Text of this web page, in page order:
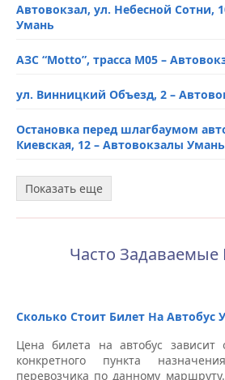
Автовокзал, ул. Небесной Сотни,
Умань
АЗС “Motto”, трасса М05 –
ул. Винницкий Объезд, 2 –
Остановка перед шлагбаумом
Киевская, 12 – Автовокзалы Умань
АЗС “АВІАС плюс”, ул. Винницкое
Автовокзалы Умань
Напротив АЗС “WOG”, трасса
Отель “Уют”, ул. Винницкое
Автовокзал, ул. Киевская, 1 –
Показать еще
Часто Задаваемые
Сколько Стоит Билет На Автобус
Цена билета на автобус зависит
конкретного пункта
перевозчика по данному